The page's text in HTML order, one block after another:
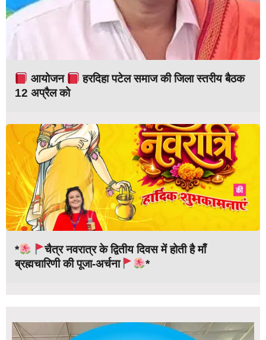
आयोजन
हरदिहा पटेल समाज की जिला स्तरीय बैठक
12 अप्रैल को
*
चैत्र नवरात्र के द्वितीय दिवस में होती है माँ
ब्रह्मचारिणी की पूजा-अर्चना
*